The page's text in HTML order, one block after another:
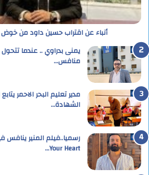
أنباء عن اقتراب حسين داود من خوض
يمنى بدراوي .. عندما
منافس…
مدير تعليم البحر الاحمر
الشهادة…
Your Heart…